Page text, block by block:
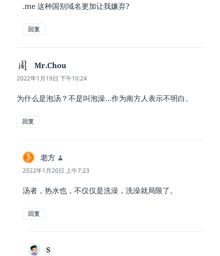
.me 这种国别域名更加让我嫌弃?
回复
Mr.Chou
道：
2022年1月19日 下午10:24
为什么是泡汤？不是叫泡澡…作为南方人表示不明白。
回复
老方
道：
2022年1月20日 上午7:23
汤者，热水也，不仅仅是洗澡，洗澡就局限了。
回复
S